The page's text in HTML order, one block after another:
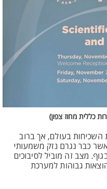
כללית מחוז צפון)
השכיחות בעולם, אך ברוב
כבר נגרם נזק משמעותי
מצב זה מוביל לסיבוכים
גבוהות למערכת